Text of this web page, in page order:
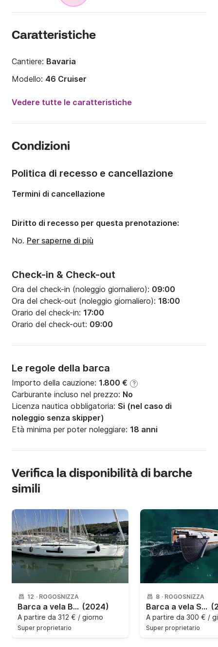
Caratteristiche
Cantiere: Bavaria
Modello: 46 Cruiser
Numero di posti letto:
Pescaggio:2.1m
Potenza del motore:55CV
Vedere tutte le caratteristiche
Condizioni
Check-in & Check-out
Ora del check-in (noleggio giornaliero): 09:00
Ora del check-out (noleggio giornaliero): 18:00
Orario del check-in: 17:00
Orario del check-out: 09:00
Le regole della barca
Importo della cauzione: 1.800 € ?
Carburante incluso nel prezzo: No
Licenza nautica obbligatoria: Si (nel caso di
noleggio senza skipper)
Età minima per poter noleggiare: 18 anni
Politica di recesso e cancellazione
Termini di cancellazione
Diritto di recesso per questa prenotazione:
No. Per saperne di più
Verifica la disponibilità di barche
simili
12 · ROGOSNIZZA
Barca a vela Bénéteau Oceanis 51.1 15m (2024)
A partire da 312 € / giorno
Super proprietario
8 · ROGOSNIZZA
Barca a vela Sun Odyssey 380 11m
A partire da 300 € /
Super proprietario